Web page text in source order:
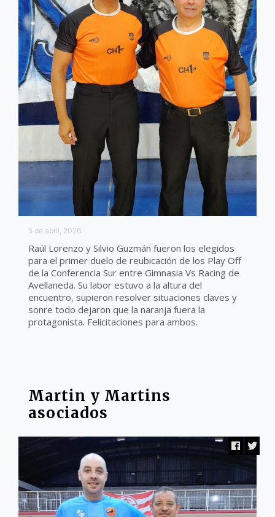
5 de abril, 2026
Raúl Lorenzo y Silvio Guzmán fueron los elegidos
para el primer duelo de reubicación de los Play Off
de la Conferencia Sur entre Gimnasia Vs Racing de
Avellaneda. Su labor estuvo a la altura del
encuentro, supieron resolver situaciones claves y
sonre todo dejaron que la naranja fuera la
protagonista. Felicitaciones para ambos.
Martin y Martins
asociados